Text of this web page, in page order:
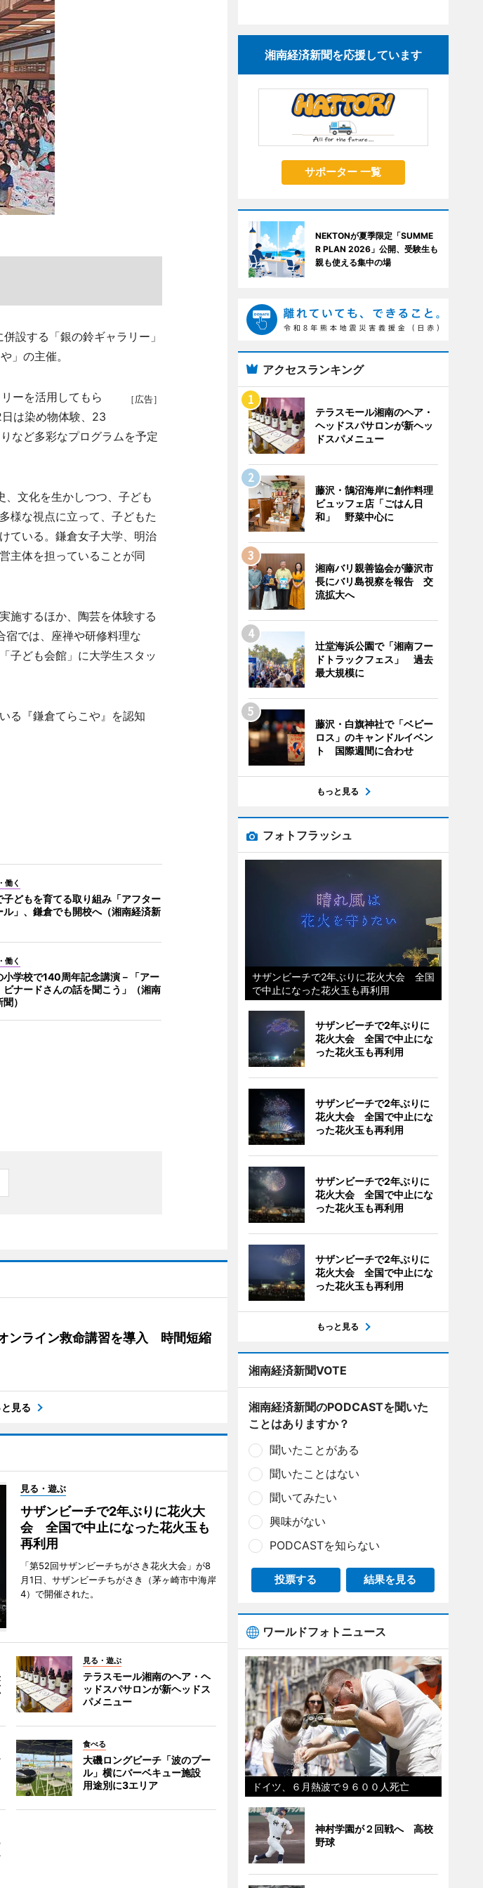
併設する「銀の鈴ギャラリー」
」の主催。
［広告］
ーを活用してもら
は染め物体験、23
など多彩なプログラムを予定
文化を生かしつつ、子ども
様な視点に立って、子どもた
ている。鎌倉女子大学、明治
主体を担っていることが同
施するほか、陶芸を体験する
宿では、座禅や研修料理な
子ども会館」に大学生スタッ
る『鎌倉てらこや』を認知
働く
子どもを育てる取り組み「アフター
ル」、鎌倉でも開校へ（湘南経済新
働く
小学校で140周年記念講演－「アー
ビナードさんの話を聞こう」（湘南
）
ンライン救命講習を導入 時間短縮
見る
見る・遊ぶ
サザンビーチで2年ぶりに花火大
会 全国で中止になった花火玉も
再利用
「第52回サザンビーチちがさき花火大会」が8
月1日、サザンビーチちがさき（茅ヶ崎市中海岸
4）で開催された。
見る・遊ぶ
テラスモール湘南のヘア・ヘ
ッドスパサロンが新ヘッドス
パメニュー
食べる
大磯ロングビーチ「波のプー
ル」横にバーベキュー施設
用途別に3エリア
湘南経済新聞を応援しています
サポーター 一覧
NEKTONが夏季限定「SUMME
R PLAN 2026」公開、受験生も
親も使える集中の場
アクセスランキング
テラスモール湘南のヘア・
ヘッドスパサロンが新ヘッ
ドスパメニュー
藤沢・鵠沼海岸に創作料理
ビュッフェ店「ごはん日
和」 野菜中心に
湘南バリ親善協会が藤沢市
長にバリ島視察を報告 交
流拡大へ
辻堂海浜公園で「湘南フー
ドトラックフェス」 過去
最大規模に
藤沢・白旗神社で「ベビー
ロス」のキャンドルイベン
ト 国際週間に合わせ
もっと見る
フォトフラッシュ
サザンビーチで2年ぶりに花火大会 全国
で中止になった花火玉も再利用
サザンビーチで2年ぶりに
花火大会 全国で中止にな
った花火玉も再利用
サザンビーチで2年ぶりに
花火大会 全国で中止にな
った花火玉も再利用
サザンビーチで2年ぶりに
花火大会 全国で中止にな
った花火玉も再利用
サザンビーチで2年ぶりに
花火大会 全国で中止にな
った花火玉も再利用
もっと見る
湘南経済新聞VOTE
湘南経済新聞のPODCASTを聞いた
ことはありますか？
聞いたことがある
聞いたことはない
聞いてみたい
興味がない
PODCASTを知らない
投票する 結果を見る
ワールドフォトニュース
ドイツ、６月熱波で９６００人死亡
神村学園が２回戦へ 高校
野球